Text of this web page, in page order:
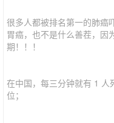
很多人都被排名第一的肺癌
胃癌，也不是什么善茬，因
期！！！
在中国，每三分钟就有 1 人
位；